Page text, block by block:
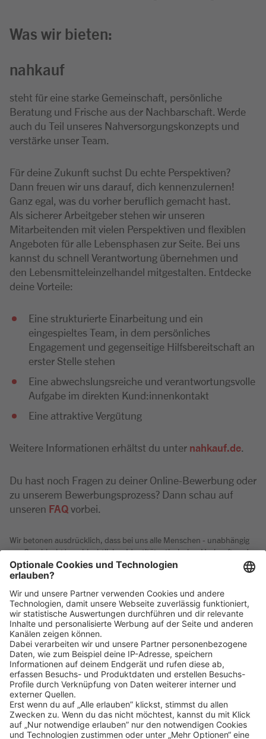
Was wir bieten:
nahkauf
steht für eine starke Gemeinschaft, persönliche
Beratung und Frische aus der Nachbarschaft. Werde
auch du Teil unseres Nahversorgungskonzepts und
verstärke unser Team.
Für deine Zukunft suchst Du echte Perspektiven?
Dann freuen wir uns darauf, dich kennenzulernen!
Ganz egal, was du vorher beruflich gemacht hast.
Als sicherer Arbeitgeber stehen wir unseren
Mitarbeitenden mit vielen Perspektiven und flexiblen
Angeboten für alle Lebensphasen zur Seite. Bei uns
kannst du schnell Verantwortung übernehmen und
den Lebensmitteleinzelhandel mitgestalten. Entdecke
deine Vorteile:
Eine strukturierte Einarbeitung und ein
eingespieltes Team, in dem persönliches
Engagement und gegenseitige Hilfsbereitschaft an
erster Stelle stehen
Eine abwechslungsreiche und verantwortungsvolle
Aufgabe im direkten Kund:innenkontakt
Eine attraktive Vergütung
Weitere Informationen erhältst du unter nahkauf.de
Du hast noch Fragen zu deiner Online-Bewerbung oder
zu unserem Bewerbungsprozess? Dann schau auf
unseren FAQvorbei.
Wir betonen ausdrücklich, dass bei uns alle Menschen - unabhängig
von Geschlecht/geschlechtlicher Identität, ethnischer Herkunft und
Nationalität, sozialer Herkunft, Religion/Weltanschauung,
körperlichen und geistigen Fähigkeiten, Alter sowie sexueller
willkommen sind.
Klickehier, um alle offenen Jobs zu sehen.